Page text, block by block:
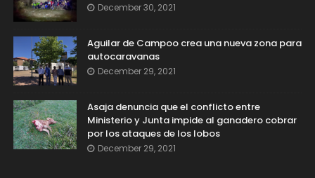
December 30, 2021
Aguilar de Campoo crea una nueva zona para
autocaravanas
December 29, 2021
Asaja denuncia que el conflicto entre
Ministerio y Junta impide al ganadero cobrar
por los ataques de los lobos
December 29, 2021